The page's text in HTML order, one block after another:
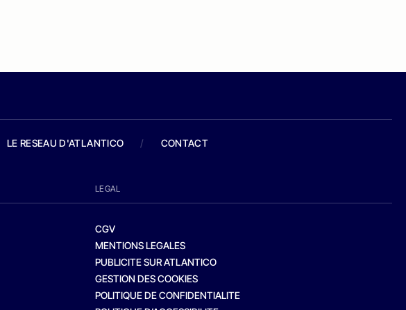
LE RESEAU D'ATLANTICO / CONTACT
LEGAL
CGV
MENTIONS LEGALES
PUBLICITE SUR ATLANTICO
GESTION DES COOKIES
POLITIQUE DE CONFIDENTIALITE